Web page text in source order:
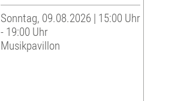
Sonntag, 09.08.2026 | 15:00 Uhr
- 19:00 Uhr
Musikpavillon